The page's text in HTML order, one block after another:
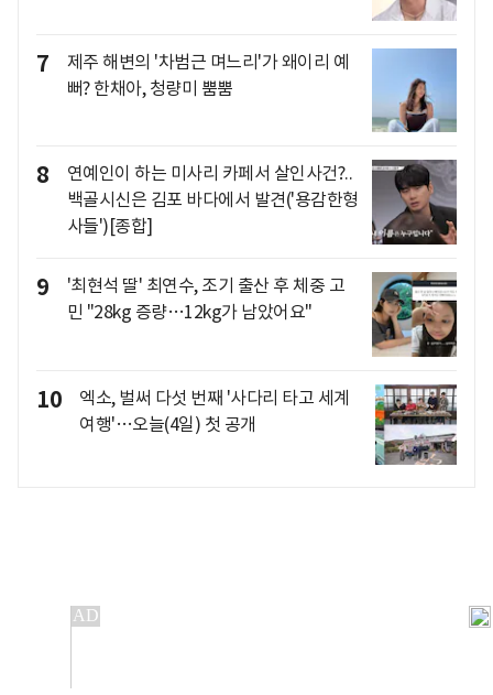
7
제주 해변의 '차범근 며느리'가 왜이리 예
뻐? 한채아, 청량미 뿜뿜
8
연예인이 하는 미사리 카페서 살인사건?..
백골시신은 김포 바다에서 발견('용감한형
사들')[종합]
9
'최현석 딸' 최연수, 조기 출산 후 체중 고
민 "28kg 증량…12kg가 남았어요"
10
엑소, 벌써 다섯 번째 '사다리 타고 세계
여행'…오늘(4일) 첫 공개